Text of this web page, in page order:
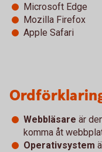
Microsoft Edge
Mozilla Firefox
Apple Safari
Webbläsare är
komma åt
Operativsystem